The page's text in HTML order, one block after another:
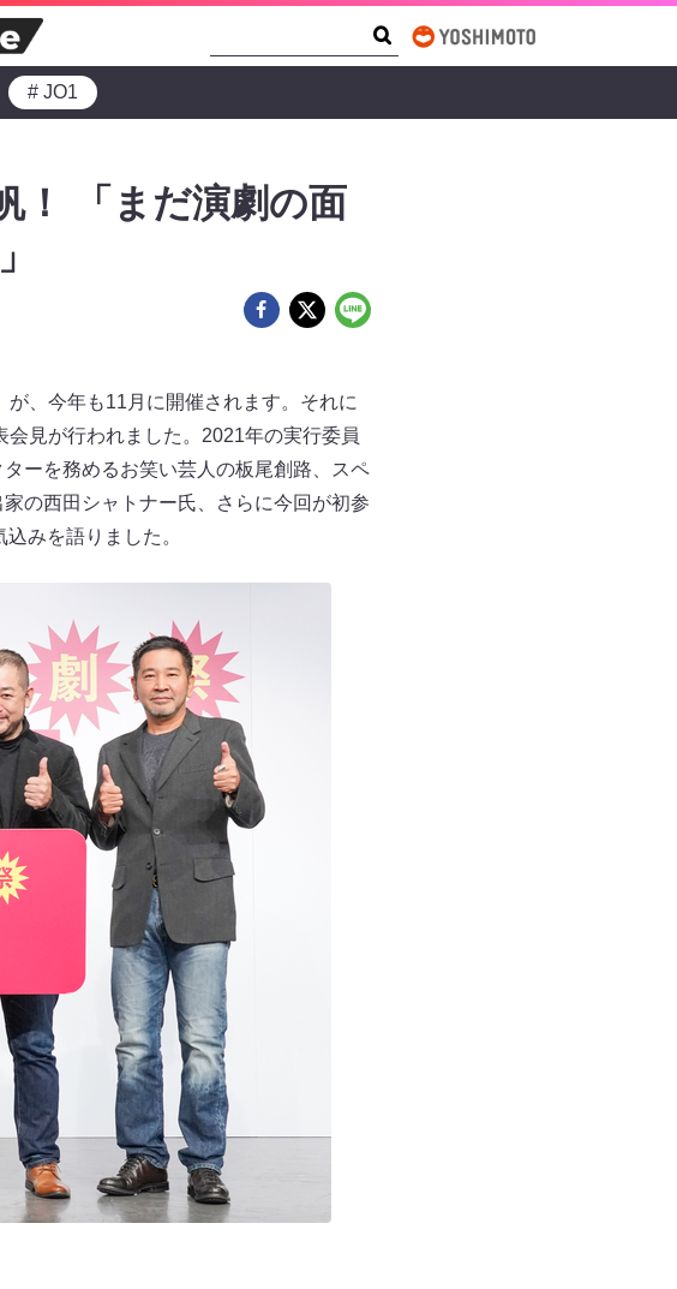
# JO1
！ 「まだ演劇の面
、今年も11月に開催されます。それに
見が行われました。2021年の実行委員
ーを務めるお笑い芸人の板尾創路、スペ
の西田シャトナー氏、さらに今回が初参
みを語りました。